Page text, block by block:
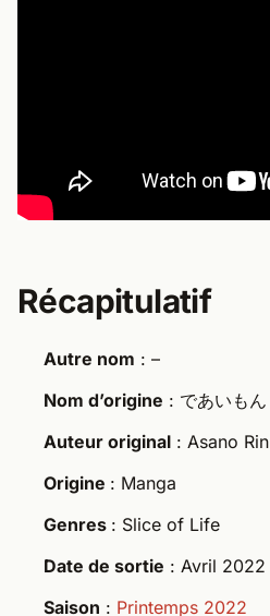
Récapitulatif
Autre nom : –
Nom d’origine : であいもん
Auteur original : Asano Rin
Origine : Manga
Genres : Slice of Life
Date de sortie : Avril 2022
Saison : Printemps 2022